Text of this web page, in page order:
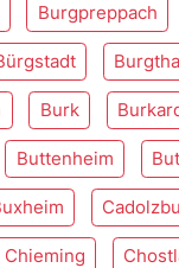
Burgpreppach
Burk
Buttenheim
Chieming